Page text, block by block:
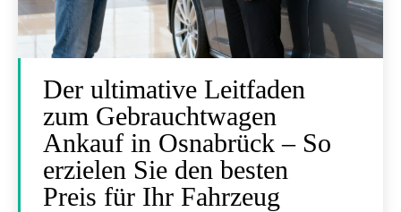
Der ultimative Leitfaden
zum Gebrauchtwagen
Ankauf in Osnabrück – So
erzielen Sie den besten
Preis für Ihr Fahrzeug